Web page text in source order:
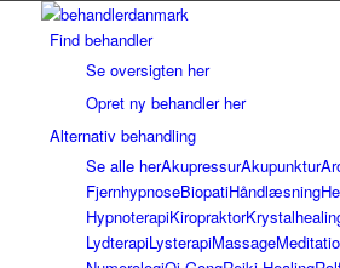
Find behandler
Se oversigten her
Opret ny behandler her
Alternativ behandling
Se alle herAkupressurAkupunktur
FjernhypnoseBiopatiHåndlæsning
HypnoterapiKiropraktor
LydterapiLysterapiMassage